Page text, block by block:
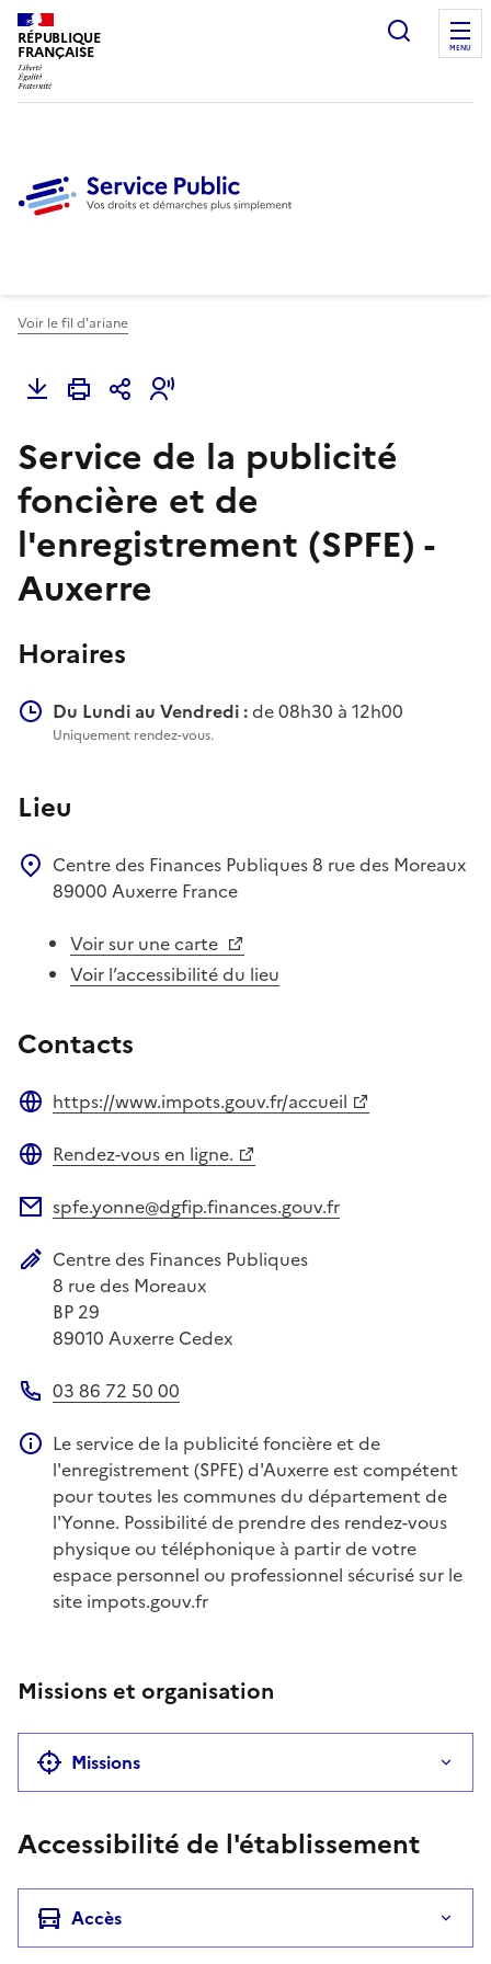
RÉPUBLIQUE
FRANÇAISE
Ouvrir
MENU
Voir le fil d'ariane
Service de la publicité
foncière et de
l'enregistrement (SPFE) -
Auxerre
Horaires
Du Lundi au Vendredi :de 08h30 à 12h00
Uniquement rendez-vous.
Lieu
Centre des Finances Publiques8 rue des Moreaux
89000 Auxerre France
Voir sur une carte
Voir l’accessibilité du lieu
Contacts
https://www.impots.gouv.fr/accueil
Rendez-vous en ligne.
spfe.yonne@dgfip.finances.gouv.fr
Adresse postale
Centre des Finances Publiques
8 rue des Moreaux
BP 29
89010 Auxerre Cedex
03 86 72 50 00
Information complémentaire
Le service de la publicité foncière et de
l'enregistrement (SPFE) d'Auxerre est compétent
pour toutes les communes du département de
l'Yonne. Possibilité de prendre des rendez-vous
physique ou téléphonique à partir de votre
espace personnel ou professionnel sécurisé sur le
site impots.gouv.fr
Missions et organisation
Missions
Accessibilité de l'établissement
Accès